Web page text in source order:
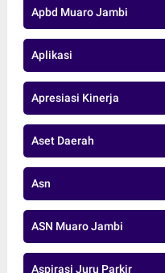
Apbd Muaro Jambi
Aplikasi
Apresiasi Kinerja
Aset Daerah
Asn
ASN Muaro Jambi
Aspirasi Juru Parkir